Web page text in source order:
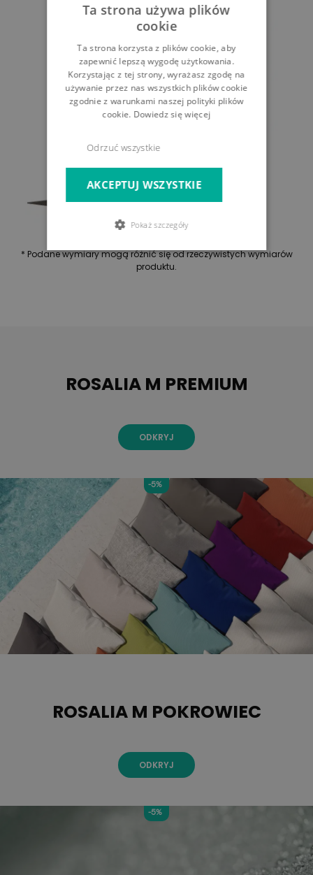
* Podane wymiary mogą różnić się od rzeczywistych wymiarów
produktu.
ROSALIA M PREMIUM
ODKRYJ
-5%
ROSALIA M POKROWIEC
ODKRYJ
-5%
Ta strona używa plików
cookie
Ta strona korzysta z plików cookie, aby
zapewnić lepszą wygodę użytkowania.
Korzystając z tej strony, wyrażasz zgodę na
używanie przez nas wszystkich plików cookie
zgodnie z warunkami naszej polityki plików
cookie. Dowiedz się więcej
AKCEPTUJ WSZYSTKIE
Odrzuć wszystkie
Pokaż szczegóły